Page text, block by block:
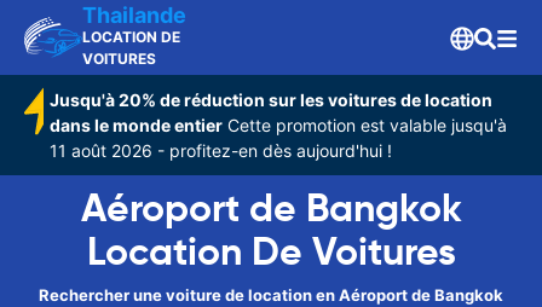
Thailande
LOCATION DE
VOITURES
Jusqu'à 20% de réduction sur les voitures de location
dans le monde entier Cette promotion est valable jusqu'à
11 août 2026 - profitez-en dès aujourd'hui !
Aéroport de Bangkok
Location De Voitures
Rechercher une voiture de location en Aéroport de Bangkok